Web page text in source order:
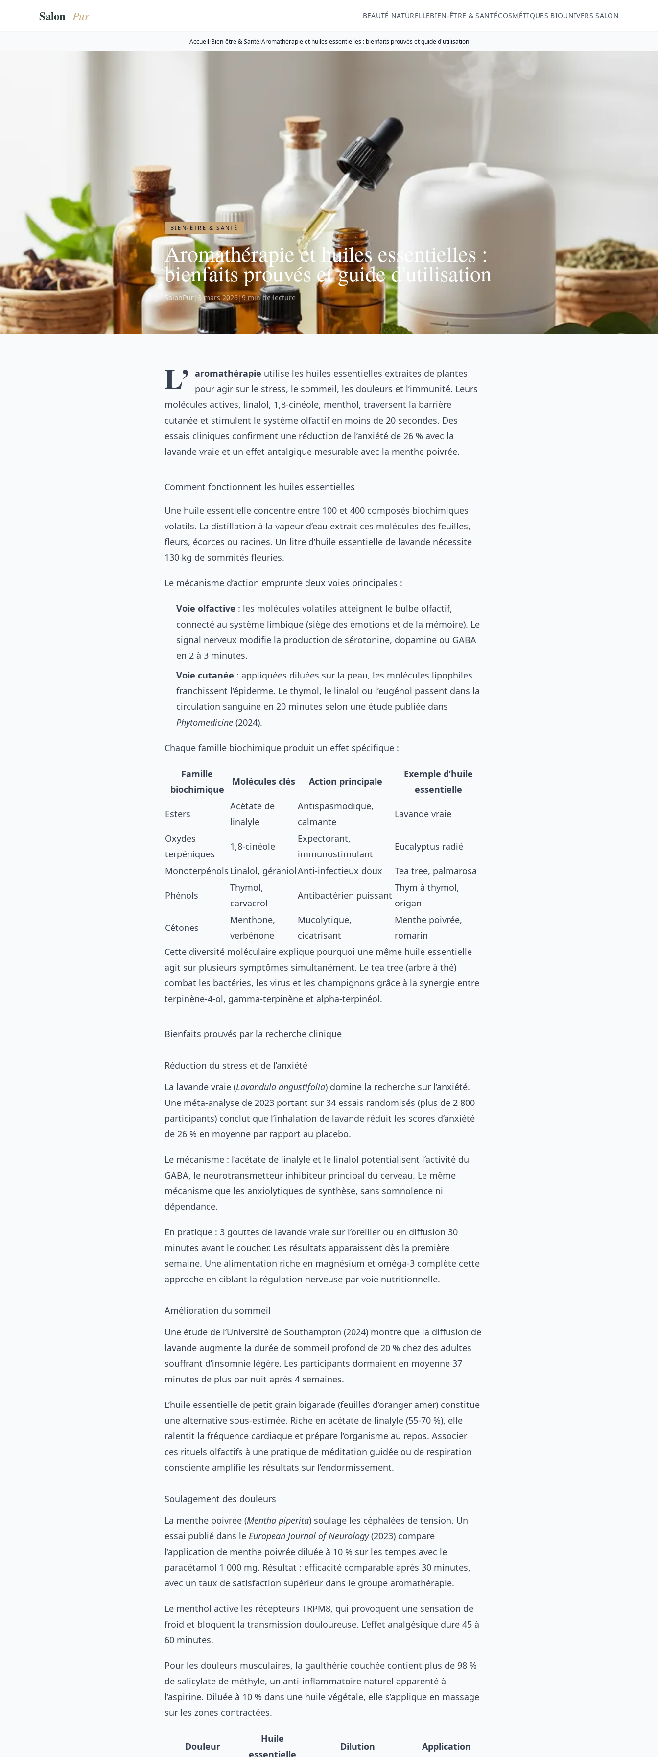
BEAUTÉ NATURELLEBIEN-ÊTRE & SANTÉCOSMÉTIQUES BIOUNIVERS SALON
Accueil/Bien-être & Santé/Aromathérapie et huiles essentielles : bienfaits prouvés et guide d'utilisation
BIEN-ÊTRE & SANTÉ
Aromathérapie et huiles essentielles :
bienfaits prouvés et guide d'utilisation
SalonPur|3 mars 2026|9 min de lecture
L’ aromathérapie utilise les huiles essentielles extraites de plantes
pour agir sur le stress, le sommeil, les douleurs et l’immunité. Leurs
molécules actives, linalol, 1,8-cinéole, menthol, traversent la barrière
cutanée et stimulent le système olfactif en moins de 20 secondes. Des
essais cliniques confirment une réduction de l’anxiété de 26 % avec la
lavande vraie et un effet antalgique mesurable avec la menthe poivrée.
Comment fonctionnent les huiles essentielles
Une huile essentielle concentre entre 100 et 400 composés biochimiques
volatils. La distillation à la vapeur d’eau extrait ces molécules des feuilles,
fleurs, écorces ou racines. Un litre d’huile essentielle de lavande nécessite
130 kg de sommités fleuries.
Le mécanisme d’action emprunte deux voies principales :
Voie olfactive : les molécules volatiles atteignent le bulbe olfactif,
connecté au système limbique (siège des émotions et de la mémoire). Le
signal nerveux modifie la production de sérotonine, dopamine ou GABA
en 2 à 3 minutes.
Voie cutanée : appliquées diluées sur la peau, les molécules lipophiles
franchissent l’épiderme. Le thymol, le linalol ou l’eugénol passent dans la
circulation sanguine en 20 minutes selon une étude publiée dans
Phytomedicine (2024).
Chaque famille biochimique produit un effet spécifique :
Famille
biochimique
Molécules clés Action principale
Exemple d’huile
essentielle
Esters
Acétate de
linalyle
Antispasmodique,
calmante
Lavande vraie
Oxydes
terpéniques
1,8-cinéole
Expectorant,
immunostimulant
Eucalyptus radié
Monoterpénols Linalol, géraniolAnti-infectieux doux Tea tree, palmarosa
Phénols
Thymol,
carvacrol
Antibactérien puissant
Thym à thymol,
origan
Cétones
Menthone,
verbénone
Mucolytique,
cicatrisant
Menthe poivrée,
romarin
Cette diversité moléculaire explique pourquoi une même huile essentielle
agit sur plusieurs symptômes simultanément. Le tea tree (arbre à thé)
combat les bactéries, les virus et les champignons grâce à la synergie entre
terpinène-4-ol, gamma-terpinène et alpha-terpinéol.
Bienfaits prouvés par la recherche clinique
Réduction du stress et de l’anxiété
La lavande vraie (Lavandula angustifolia) domine la recherche sur l’anxiété.
Une méta-analyse de 2023 portant sur 34 essais randomisés (plus de 2 800
participants) conclut que l’inhalation de lavande réduit les scores d’anxiété
de 26 % en moyenne par rapport au placebo.
Le mécanisme : l’acétate de linalyle et le linalol potentialisent l’activité du
GABA, le neurotransmetteur inhibiteur principal du cerveau. Le même
mécanisme que les anxiolytiques de synthèse, sans somnolence ni
dépendance.
En pratique : 3 gouttes de lavande vraie sur l’oreiller ou en diffusion 30
minutes avant le coucher. Les résultats apparaissent dès la première
semaine. Une alimentation riche en magnésium et oméga-3 complète cette
approche en ciblant la régulation nerveuse par voie nutritionnelle.
Amélioration du sommeil
Une étude de l’Université de Southampton (2024) montre que la diffusion de
lavande augmente la durée de sommeil profond de 20 % chez des adultes
souffrant d’insomnie légère. Les participants dormaient en moyenne 37
minutes de plus par nuit après 4 semaines.
L’huile essentielle de petit grain bigarade (feuilles d’oranger amer) constitue
une alternative sous-estimée. Riche en acétate de linalyle (55-70 %), elle
ralentit la fréquence cardiaque et prépare l’organisme au repos. Associer
ces rituels olfactifs à une pratique de méditation guidée ou de respiration
consciente amplifie les résultats sur l’endormissement.
Soulagement des douleurs
La menthe poivrée (Mentha piperita) soulage les céphalées de tension. Un
essai publié dans le European Journal of Neurology(2023) compare
l’application de menthe poivrée diluée à 10 % sur les tempes avec le
paracétamol 1 000 mg. Résultat : efficacité comparable après 30 minutes,
avec un taux de satisfaction supérieur dans le groupe aromathérapie.
Le menthol active les récepteurs TRPM8, qui provoquent une sensation de
froid et bloquent la transmission douloureuse. L’effet analgésique dure 45 à
60 minutes.
Pour les douleurs musculaires, la gaulthérie couchée contient plus de 98 %
de salicylate de méthyle, un anti-inflammatoire naturel apparenté à
l’aspirine. Diluée à 10 % dans une huile végétale, elle s’applique en massage
sur les zones contractées.
Douleur
Huile
essentielle
Dilution Application